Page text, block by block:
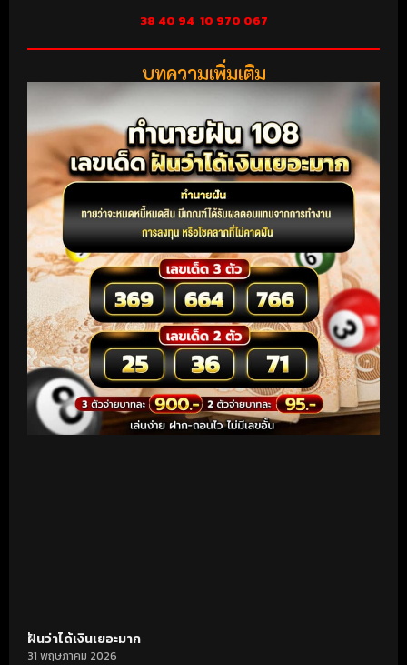
38 40 94 10 970 067
บทความเพิ่มเติม
ฝันว่าได้เงินเยอะมาก
31 พฤษภาคม 2026